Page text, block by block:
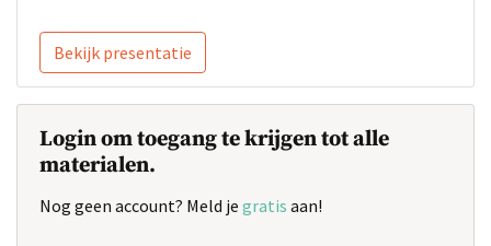
Bekijk presentatie
Login om toegang te krijgen tot alle
materialen.
Nog geen account? Meld je gratis aan!